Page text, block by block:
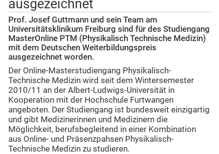
ausgezeichnet
Prof. Josef Guttmann und sein Team am
Universitätsklinikum Freiburg sind für des Studiengang
MasterOnline PTM (Physikalisch Technische Medizin)
mit dem Deutschen Weiterbildungspreis
ausgezeichnet worden.
Der Online-Masterstudiengang Physikalisch-
Technische Medizin wird seit dem Wintersemester
2010/11 an der Albert-Ludwigs-Universität in
Kooperation mit der Hochschule Furtwangen
angeboten. Der Studiengang ist bundesweit einzigartig
und gibt Medizinerinnen und Medizinern die
Möglichkeit, berufsbegleitend in einer Kombination
aus Online- und Präsenzpahsen Physikalisch-
Technische Medizin zu studieren.